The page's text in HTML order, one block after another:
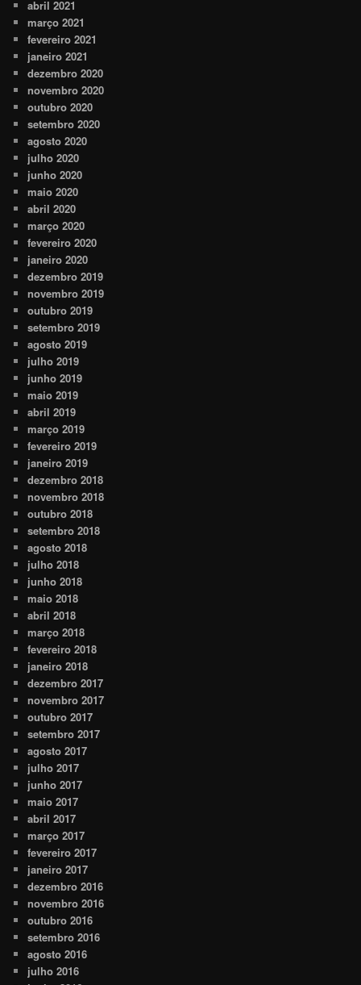
abril 2021
março 2021
fevereiro 2021
janeiro 2021
dezembro 2020
novembro 2020
outubro 2020
setembro 2020
agosto 2020
julho 2020
junho 2020
maio 2020
abril 2020
março 2020
fevereiro 2020
janeiro 2020
dezembro 2019
novembro 2019
outubro 2019
setembro 2019
agosto 2019
julho 2019
junho 2019
maio 2019
abril 2019
março 2019
fevereiro 2019
janeiro 2019
dezembro 2018
novembro 2018
outubro 2018
setembro 2018
agosto 2018
julho 2018
junho 2018
maio 2018
abril 2018
março 2018
fevereiro 2018
janeiro 2018
dezembro 2017
novembro 2017
outubro 2017
setembro 2017
agosto 2017
julho 2017
junho 2017
maio 2017
abril 2017
março 2017
fevereiro 2017
janeiro 2017
dezembro 2016
novembro 2016
outubro 2016
setembro 2016
agosto 2016
julho 2016